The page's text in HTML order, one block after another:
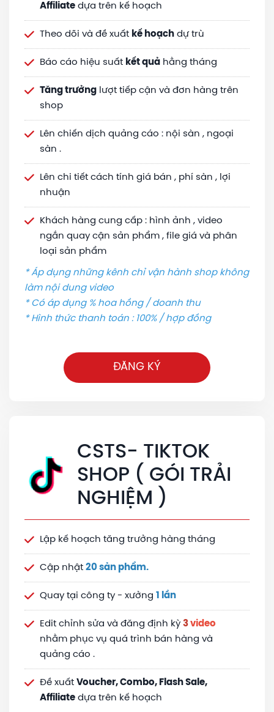
Affiliate dựa trên kế hoạch
Theo dõi và đề xuất kế hoạch dự trù
Báo cáo hiệu suất kết quả hằng tháng
Tăng trưởng lượt tiếp cận và đơn hàng trên
shop
Lên chiến dịch quảng cáo : nội sàn , ngoại
sàn .
Lên chi tiết cách tính giá bán , phí sàn , lợi
nhuận
Khách hàng cung cấp : hình ảnh , video
ngắn quay cận sản phẩm , file giá và phân
loại sản phẩm
* Áp dụng những kênh chỉ vận hành shop không
làm nội dung video
* Có áp dụng % hoa hồng / doanh thu
* Hình thức thanh toán : 100% / hợp đồng
ĐĂNG KÝ
CSTS- TIKTOK
SHOP ( GÓI TRẢI
NGHIỆM )
Lập kế hoạch tăng trưởng hàng tháng
Cập nhật 20 sản phẩm.
Quay tại công ty - xưởng 1 lần
Edit chỉnh sửa và đăng định kỳ 3video
nhằm phục vụ quá trình bán hàng và
quảng cáo .
Đề xuất Voucher, Combo, Flash Sale,
Affiliate dựa trên kế hoạch